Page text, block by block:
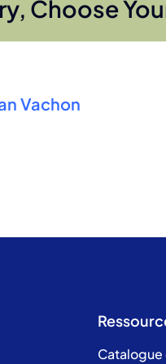
Choose
Vachon